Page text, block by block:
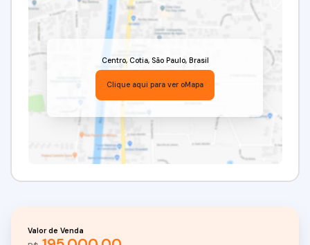
Centro, Cotia, São Paulo, Brasil
Clique aqui para ver oMapa
Valor de Venda